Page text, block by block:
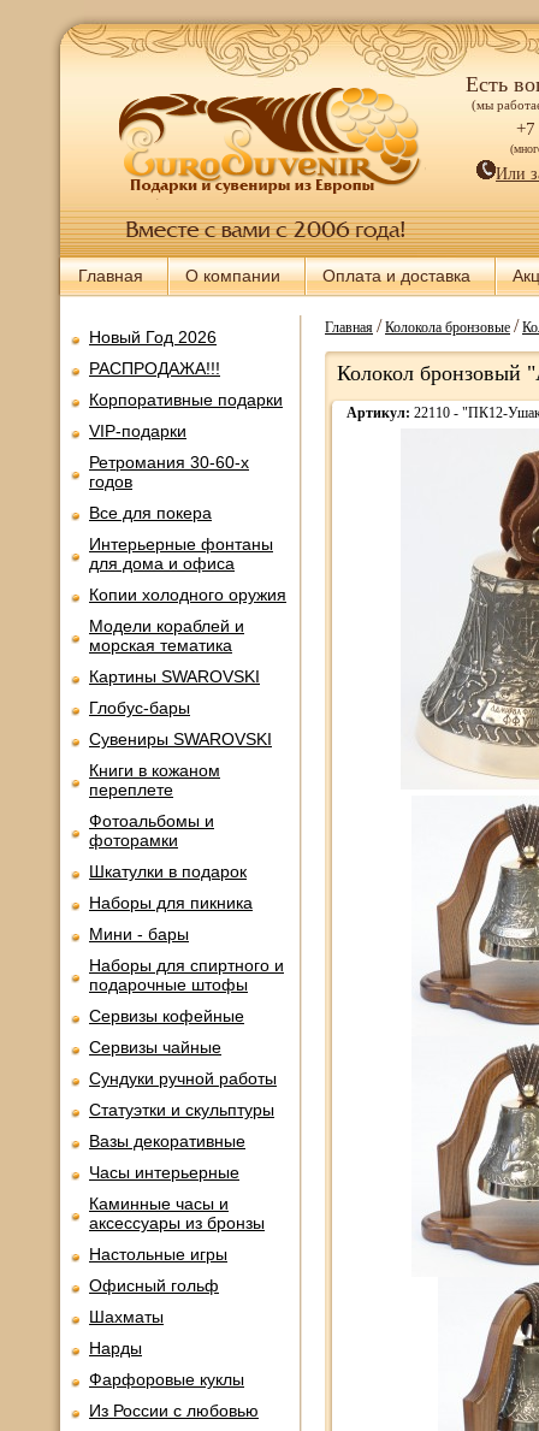
Есть
(мы
+7
Или
Главная О компании Оплата и доставка
Новый Год 2026
РАСПРОДАЖА!!!
Корпоративные подарки
VIP-подарки
Ретромания 30-60-х
годов
Все для покера
Интерьерные фонтаны
для дома и офиса
Копии холодного оружия
Модели кораблей и
морская тематика
Картины SWAROVSKI
Глобус-бары
Сувениры SWAROVSKI
Книги в кожаном
переплете
Фотоальбомы и
фоторамки
Шкатулки в подарок
Наборы для пикника
Мини - бары
Наборы для спиртного и
подарочные штофы
Сервизы кофейные
Сервизы чайные
Сундуки ручной работы
Статуэтки и скульптуры
Вазы декоративные
Часы интерьерные
Каминные часы и
аксессуары из бронзы
Настольные игры
Офисный гольф
Шахматы
Нарды
Фарфоровые куклы
Из России с любовью
Главная/Колокола бронзовые/
Колокол бронзовый
Артикул: 22110 - "ПК12-